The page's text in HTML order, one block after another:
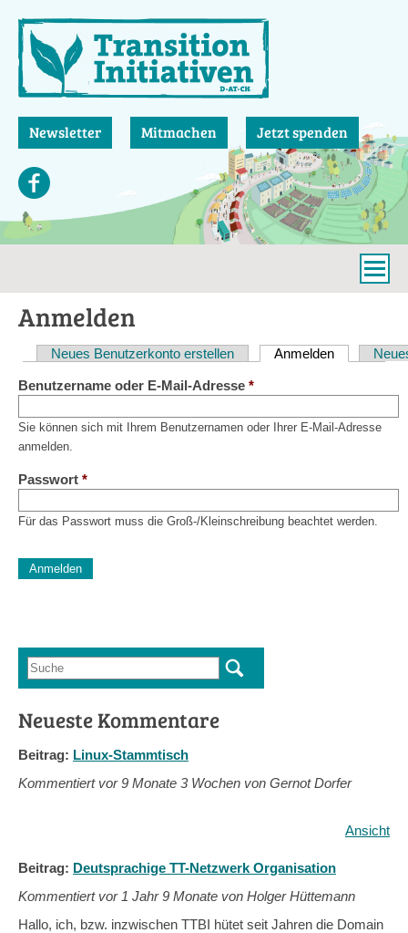
zum
Inhalt
Newsletter Mitmachen Jetzt spenden
Anmelden
Haupt-
Reiter
Neues Benutzerkonto erstellen Anmelden(aktiver
Benutzername oder E-Mail-Adresse *
Sie können sich mit Ihrem Benutzernamen oder Ihrer E-Mail-Adresse
anmelden.
Passwort *
Für das Passwort muss die Groß-/Kleinschreibung beachtet werden.
Diese Sicherheitsfrage überprüft, ob Sie ein menschlicher
Suchformular
Suche
Neueste Kommentare
Beitrag: Linux-Stammtisch
Kommentiert vor9 Monate 3 Wochen von Gernot Dorfer
Ansicht
Beitrag: Deutsprachige TT-Netzwerk Organisation
Kommentiert vor 1 Jahr 9 Monate von Holger Hüttemann
Hallo, ich, bzw. inzwischen TTBI hütet seit Jahren die Domain